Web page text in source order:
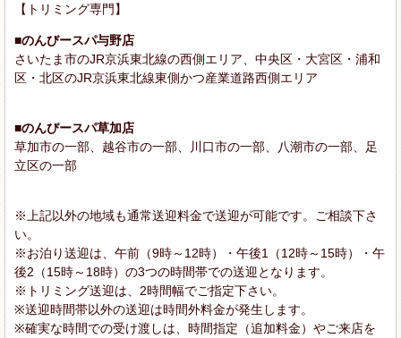
【トリミング専門】
■のんびースパ与野店
さいたま市のJR京浜東北線の西側エリア、中央区・大宮区・浦和
区・北区のJR京浜東北線東側かつ産業道路西側エリア
■のんびースパ草加店
草加市の一部、越谷市の一部、川口市の一部、八潮市の一部、足
立区の一部
※上記以外の地域も通常送迎料金で送迎が可能です。ご相談下さ
い。
※お泊り送迎は、午前（9時～12時）・午後1（12時～15時）・午
後2（15時～18時）の3つの時間帯での送迎となります。
※トリミング送迎は、2時間幅でご指定下さい。
※送迎時間帯以外の送迎は時間外料金が発生します。
※確実な時間での受け渡しは、時間指定（追加料金）やご来店を